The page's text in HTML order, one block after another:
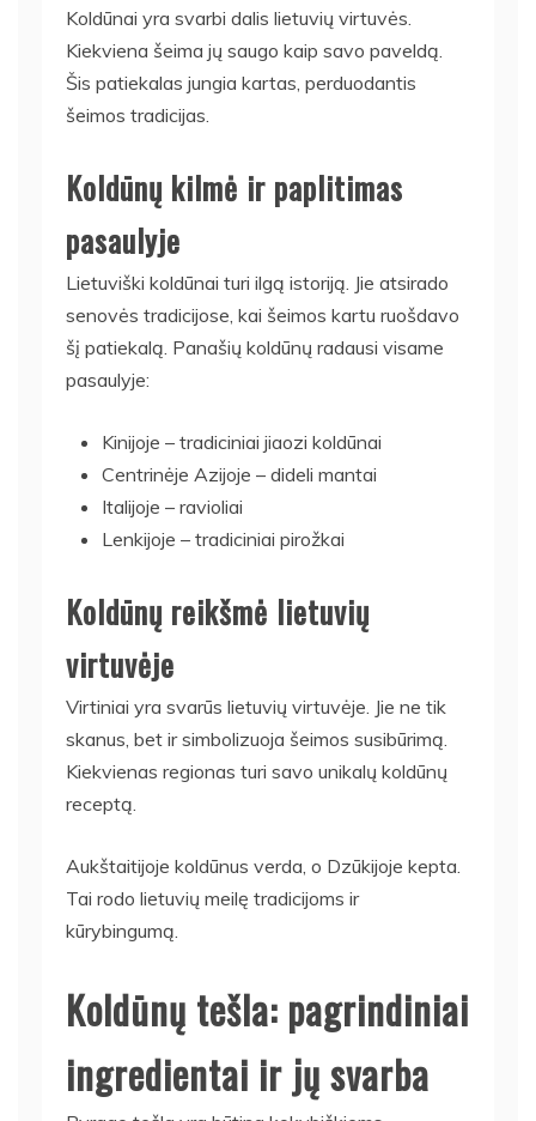
Koldūnai yra svarbi dalis lietuvių virtuvės.
Kiekviena šeima jų saugo kaip savo paveldą.
Šis patiekalas jungia kartas, perduodantis
šeimos tradicijas.
Koldūnų kilmė ir paplitimas
pasaulyje
Lietuviški koldūnai turi ilgą istoriją. Jie atsirado
senovės tradicijose, kai šeimos kartu ruošdavo
šį patiekalą. Panašių koldūnų radausi visame
pasaulyje:
Kinijoje – tradiciniai jiaozi koldūnai
Centrinėje Azijoje – dideli mantai
Italijoje – ravioliai
Lenkijoje – tradiciniai pirožkai
Koldūnų reikšmė lietuvių
virtuvėje
Virtiniai yra svarūs lietuvių virtuvėje. Jie ne tik
skanus, bet ir simbolizuoja šeimos susibūrimą.
Kiekvienas regionas turi savo unikalų koldūnų
receptą.
Aukštaitijoje koldūnus verda, o Dzūkijoje kepta.
Tai rodo lietuvių meilę tradicijoms ir
kūrybingumą.
Koldūnų tešla: pagrindiniai
ingredientai ir jų svarba